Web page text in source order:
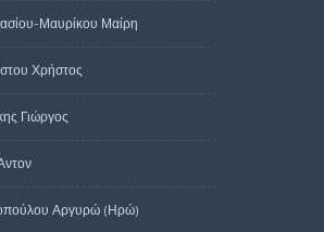
Μαυρίκου Μαίρη
Χρήστος
Γιώργος
Αργυρώ (Ηρώ)